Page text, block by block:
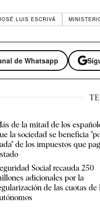
LUIS ESCRIVÁ
de Whatsapp
de la mitad de los
la sociedad se beneficia
de los impuestos que
Social recauda 250
adicionales por la
de las cuotas de